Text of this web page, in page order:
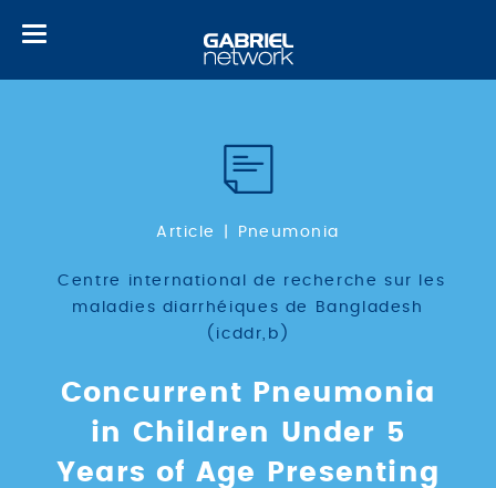
Toggle
Article Pneumonia
Centre international de recherche sur les
maladies diarrhéiques de Bangladesh
(icddr,b)
Concurrent Pneumonia
in Children Under 5
Years of Age Presenting